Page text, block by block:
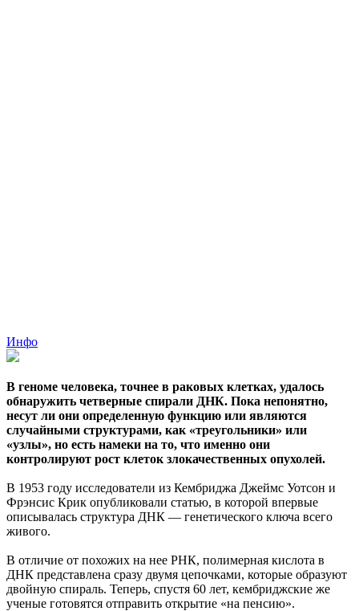
Инфо
В геноме человека, точнее в раковых клетках, удалось
обнаружить четверные спирали ДНК. Пока непонятно,
несут ли они определенную функцию или являются
случайными структурами, как «треугольники» или
«узлы», но есть намеки на то, что именно они
контролируют рост клеток злокачественных опухолей.
В 1953 году исследователи из Кембриджа Джеймс Уотсон и
Фрэнсис Крик опубликовали статью, в которой впервые
описывалась структура ДНК — генетического ключа всего
живого.
В отличие от похожих на нее РНК, полимерная кислота в
ДНК представлена сразу двумя цепочками, которые образуют
двойную спираль. Теперь, спустя 60 лет, кембриджские же
ученые готовятся отправить открытие «на пенсию».